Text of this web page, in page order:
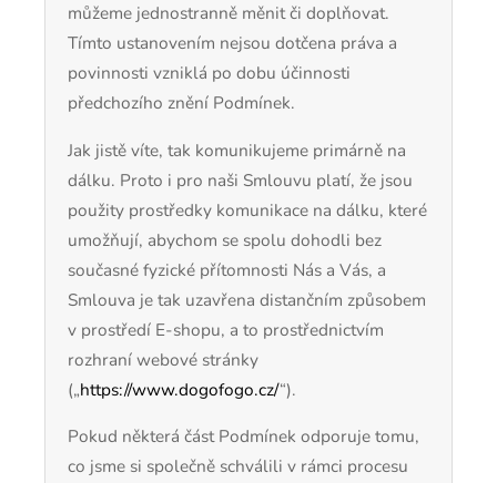
můžeme jednostranně měnit či doplňovat.
Tímto ustanovením nejsou dotčena práva a
povinnosti vzniklá po dobu účinnosti
předchozího znění Podmínek.
Jak jistě víte, tak komunikujeme primárně na
dálku. Proto i pro naši Smlouvu platí, že jsou
použity prostředky komunikace na dálku, které
umožňují, abychom se spolu dohodli bez
současné fyzické přítomnosti Nás a Vás, a
Smlouva je tak uzavřena distančním způsobem
v prostředí E-shopu, a to prostřednictvím
rozhraní webové stránky
(„https://www.dogofogo.cz/“).
Pokud některá část Podmínek odporuje tomu,
co jsme si společně schválili v rámci procesu